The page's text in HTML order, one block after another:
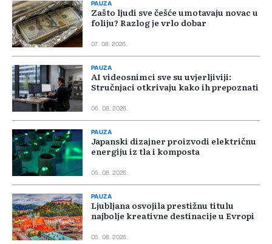
PAUZA
Zašto ljudi sve češće umotavaju novac u
foliju? Razlog je vrlo dobar
07. 08. 2026.
PAUZA
AI videosnimci sve su uvjerljiviji:
Stručnjaci otkrivaju kako ih prepoznati
06. 08. 2026.
PAUZA
Japanski dizajner proizvodi električnu
energiju iz tla i komposta
05. 08. 2026.
PAUZA
Ljubljana osvojila prestižnu titulu
najbolje kreativne destinacije u Evropi
05. 08. 2026.